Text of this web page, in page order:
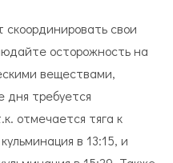
скоординировать свои
осторожность на
веществами,
дня требуется
отмечается тяга к
в 13:15, и